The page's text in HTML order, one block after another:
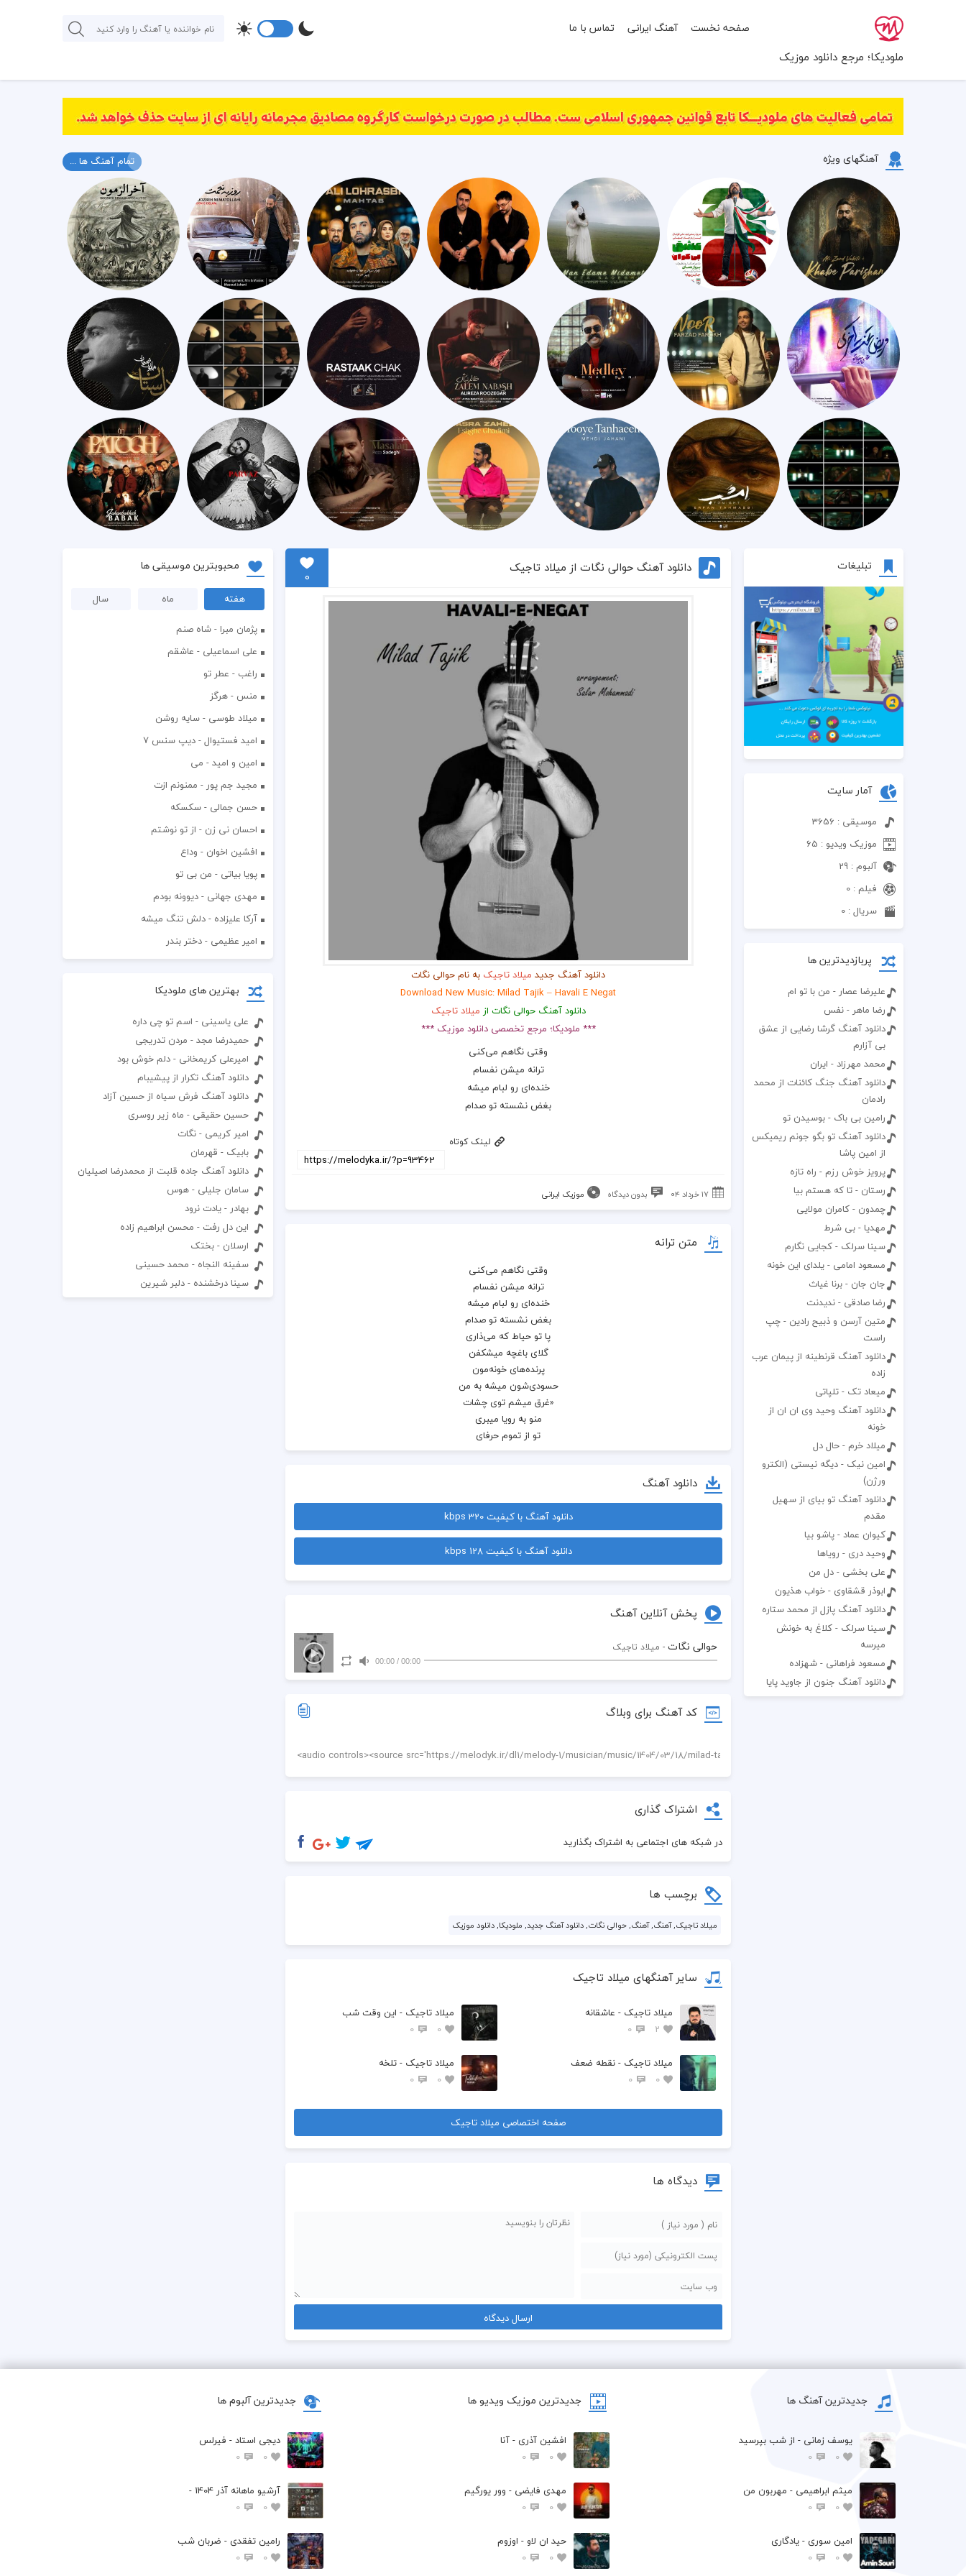
ملودیکا؛ مرجع دانلود موزیک
صفحه نخست آهنگ ایرانی تماس با ما
آهنگهای ویژه تمام آهنگ ها ...
تبلیغات
آمار سایت
موسیقی : 3656
موزیک ویدیو : 65
آلبوم : 29
فیلم : 0
سریال : 0
پربازدیدترین ها
علیرضا عصار - من با تو ام
رضا ماهر - نفس
دانلود آهنگ گرشا رضایی از عشق
بی آزارم
محمد مهرزاد - ایران
دانلود آهنگ جنگ كائنات از محمد
رادمان
رامین بی باک - بوسیدن تو
دانلود آهنگ تو بگو جونم ریمیکس
از امین پاشا
پرویز خوش رزم - راه تازه
رستان - تا که هستم بیا
چمدون - کامران مولایی
مهدیا - بی شرط
سینا سرلک - کجایی نگارم
مسعود امامی - یلدای این خونه
جان جان - برنا غیاث
رضا صادقی - ندیدنت
متین آرسن و ذبیح رادین - چپ
راست
دانلود آهنگ قرنطینه از پیمان عرب
زاده
میعاد تک - تلپاتی
دانلود آهنگ وحید وی ان ان از
خونه
میلاد خرم - حال دل
امین نیک - دیگه نیستی (الکترو
ورژن)
دانلود آهنگ تو بیای از سهیل
مقدم
کیوان عماد - پاشو بیا
وحید دری - رویاها
علی بخشی - دل من
ابوذر قشقاوی - خواب هذیون
دانلود آهنگ پازل از محمد ستاره
سینا سرلک - کلاغ به خونش
میرسه
مسعود فراهانی - شهزاده
دانلود آهنگ جنون از جاوید پایا
دانلود آهنگ حوالی نگات از میلاد تاجیک
0
دانلود آهنگ جدید میلاد تاجیک به نام حوالی نگات
Download New Music: Milad Tajik – Havali E Negat
دانلود آهنگ حوالی نگات از میلاد تاجیک
*** ملودیکا؛ مرجع تخصصی دانلود موزیک ***
وقتی نگاهم می‌کنی
ترانه میشن نفسام
خنده‌ای رو لبام میشه
بغض نشسته تو صدام
لینک کوتاه
۱۷ خرداد ۰۴ بدون دیدگاه موزیک ایرانی
متن ترانه
بغض نشسته تو صدام
تو دل من با خبری»
اخم نکن که گم می‌شم
تو کشتزار مژه‌‌هات
من که یه عمره مهمون
سایهٔ ابروی توام
بدون خنده‌های تو
آواره می‌شم تو خودم
منو به رویا میبری
دانلود آهنگ
دانلود آهنگ با کیفیت 320 kbps
دانلود آهنگ با کیفیت 128 kbps
پخش آنلاین آهنگ
حوالی نگات - میلاد تاجیک
00:00
/
00:00
کد آهنگ برای وبلاگ
اشتراک گذاری
در شبکه های اجتماعی به اشتراک بگذارید
برچسب ها
میلاد تاجیک, آهنگ, آهنگ, حوالی نگات, دانلود آهنگ جدید, ملودیکا, دانلود موزیک
سایر آهنگهای میلاد تاجیک
میلاد تاجیک - عاشقانه
2
0
میلاد تاجیک - این وقت شب
0
0
میلاد تاجیک - نقطه ضعف
0
0
میلاد تاجیک - تلخه
0
0
صفحه اختصاصی میلاد تاجیک
دیدگاه ها
محبوبترین موسیقی ها
هفته ماه
سال
پژمان مبرا - شاه صنم
علی اسماعیلی - عاشقم
راغب - عطر تو
منس - هرگز
میلاد طوسی - سایه روشن
اميد فستيوال - ديپ سنس ۷
امین و امید - می
مجید جم پور - ممنونم ازت
حسن جمالی - سکسکه
احسان نی زن - از تو نوشتم
افشين اخوان - وداع
پویا بیاتی - من بی تو
مهدی جهانی - دیوونه بودم
آرکا علیزاده - دلش تنگ میشه
امیر عظیمی - دختر بندر
بهترین های ملودیکا
علی یاسینی - اسم تو چی داره
حمیدرضا مجد - مردن تدریجی
امیرعلی کریمخانی - دلم خوش بود
دانلود آهنگ تکرار از پیشیبام
دانلود آهنگ فرش سیاه از حسین آزاد
حسین حقیقی - ماه زیر روسری
امیر کریمی - نگات
بابیک - قهرمان
دانلود آهنگ جاده قلبت از محمدرضا اصیلیان
سامان جلیلی - هوس
بهادر - یادت نرود
این دل رفت - محسن ابراهیم زاده
ارسلان - بختک
سفینه النجاه - محمد حسینی
سینا درخشنده - دلبر شیرین
جدیدترین آهنگ ها
یوسف زمانی - از شب بپرسید
0
0
میثم ابراهیمی - مهربون من
0
0
امین سوری - یادگاری
0
0
جدیدترین موزیک ویدیو ها
افشین آذری - آنا
0
0
مهدی فایضی - وور یورگیم
0
0
حید ان لاو - اوزوم
0
0
جدیدترین آلبوم ها
دیجی استاد - فیرلس
0
0
آرشیو ماهانه آذر 1404 -
0
0
رامین تفقدی - ضربان شب
0
0